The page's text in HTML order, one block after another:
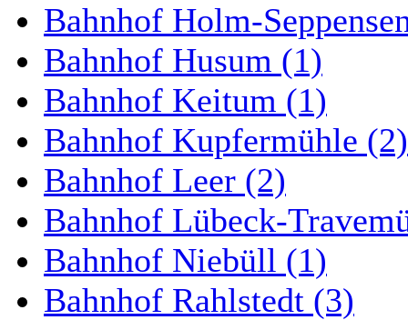
Bahnhof Holm-
Bahnhof Husum (1)
Bahnhof Keitum (1)
Bahnhof Kupfermühle (2)
Bahnhof Leer (2)
Bahnhof Lübeck-
Bahnhof Niebüll (1)
Bahnhof Rahlstedt (3)